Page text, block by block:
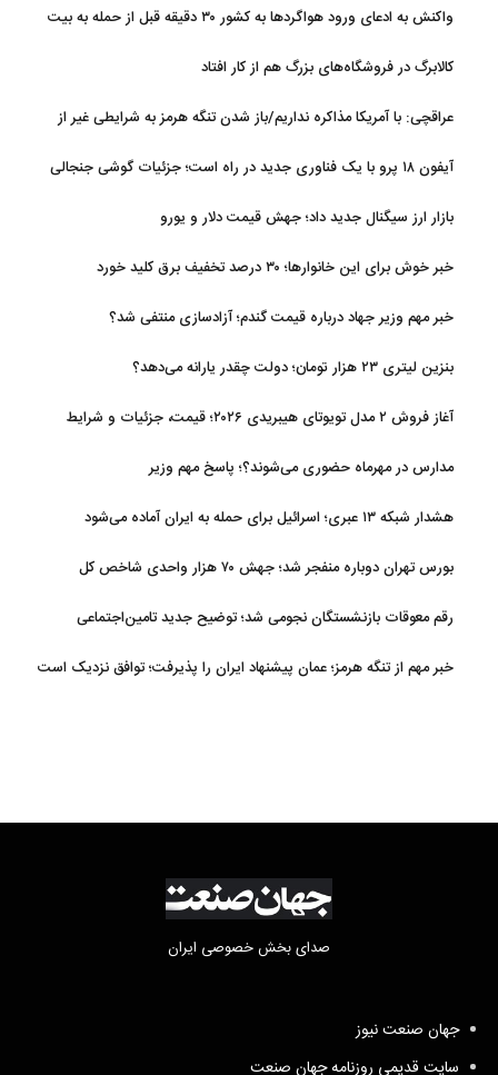
واکنش به ادعای ورود هواگردها به کشور ۳۰ دقیقه قبل از حمله به بیت
کالابرگ در فروشگاه‌های بزرگ هم از کار افتاد
عراقچی: با آمریکا مذاکره نداریم/باز شدن تنگه هرمز به شرایطی غیر از
آیفون ۱۸ پرو با یک فناوری جدید در راه است؛ جزئیات گوشی جنجالی
بازار ارز سیگنال جدید داد؛ جهش قیمت دلار و یورو
خبر خوش برای این خانوارها؛ ۳۰ درصد تخفیف برق کلید خورد
خبر مهم وزیر جهاد درباره قیمت گندم؛ آزادسازی منتفی شد؟
بنزین لیتری ۲۳ هزار تومان؛ دولت چقدر یارانه می‌دهد؟
آغاز فروش ۲ مدل تویوتای هیبریدی ۲۰۲۶؛ قیمت، جزئیات و شرایط
مدارس در مهرماه حضوری می‌شوند؟؛ پاسخ مهم وزیر
هشدار شبکه ۱۳ عبری؛ اسرائیل برای حمله به ایران آماده می‌شود
بورس تهران دوباره منفجر شد؛ جهش ۷۰ هزار واحدی شاخص کل
رقم معوقات بازنشستگان نجومی شد؛ توضیح جدید تامین‌اجتماعی
خبر مهم از تنگه هرمز؛ عمان پیشنهاد ایران را پذیرفت؛ توافق نزدیک است
صدای بخش خصوصی ایران
جهان صنعت نیوز
سایت قدیمی روزنامه جهان صنعت